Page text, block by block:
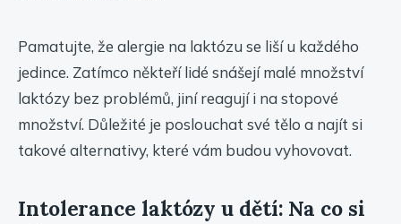
Pamatujte, že alergie na laktózu se liší u každého
jedince. Zatímco někteří lidé snášejí malé množství
laktózy bez problémů, jiní reagují i na stopové
množství. Důležité je poslouchat své tělo a najít si
takové alternativy, které vám budou vyhovovat.
Intolerance laktózy u dětí: Na co si